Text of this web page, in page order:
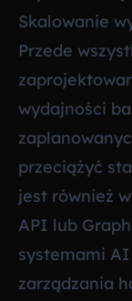
Skalowanie
Przede
wydajności
przeciążyć
jest również
API lub
systemami
zarządzania